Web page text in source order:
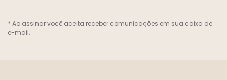
* Ao assinar você aceita receber comunicações em sua caixa de
e-mail.